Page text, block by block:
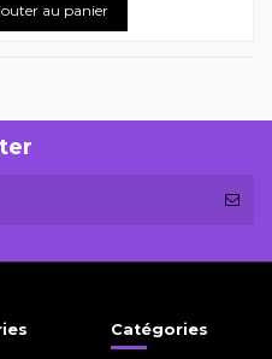
au panier
Catégories